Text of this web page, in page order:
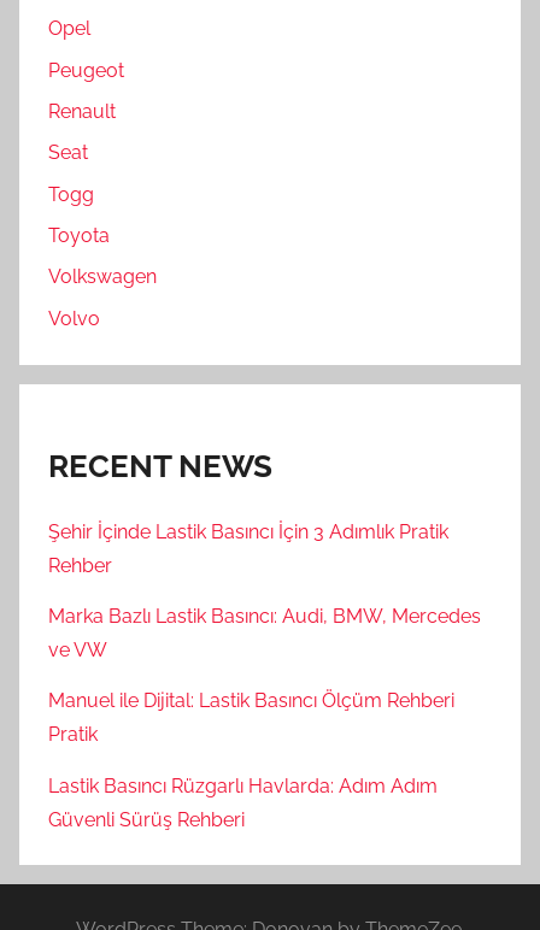
Opel
Peugeot
Renault
Seat
Togg
Toyota
Volkswagen
Volvo
RECENT NEWS
Şehir İçinde Lastik Basıncı İçin 3 Adımlık Pratik
Rehber
Marka Bazlı Lastik Basıncı: Audi, BMW, Mercedes
ve VW
Manuel ile Dijital: Lastik Basıncı Ölçüm Rehberi
Pratik
Lastik Basıncı Rüzgarlı Havlarda: Adım Adım
Güvenli Sürüş Rehberi